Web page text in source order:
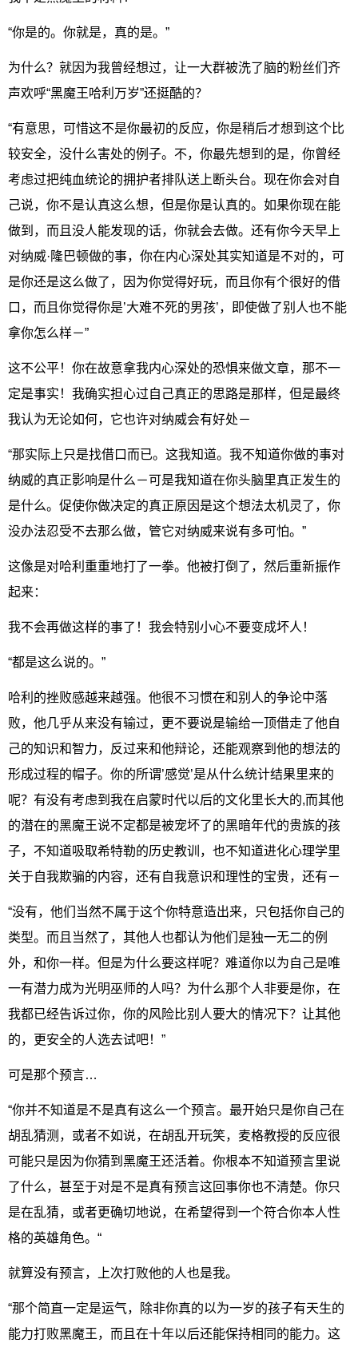
“你是的。你就是，真的是。”
为什么？就因为我曾经想过，让一大群被洗了脑的粉丝们齐
声欢呼“黑魔王哈利万岁”还挺酷的？
“有意思，可惜这不是你最初的反应，你是稍后才想到这个比
较安全，没什么害处的例子。不，你最先想到的是，你曾经
考虑过把纯血统论的拥护者排队送上断头台。现在你会对自
己说，你不是认真这么想，但是你是认真的。如果你现在能
做到，而且没人能发现的话，你就会去做。还有你今天早上
对纳威·隆巴顿做的事，你在内心深处其实知道是不对的，可
是你还是这么做了，因为你觉得好玩，而且你有个很好的借
口，而且你觉得你是’大难不死的男孩’，即使做了别人也不能
拿你怎么样－”
这不公平！你在故意拿我内心深处的恐惧来做文章，那不一
定是事实！我确实担心过自己真正的思路是那样，但是最终
我认为无论如何，它也许对纳威会有好处－
“那实际上只是找借口而已。这我知道。我不知道你做的事对
纳威的真正影响是什么－可是我知道在你头脑里真正发生的
是什么。促使你做决定的真正原因是这个想法太机灵了，你
没办法忍受不去那么做，管它对纳威来说有多可怕。”
这像是对哈利重重地打了一拳。他被打倒了，然后重新振作
起来：
我不会再做这样的事了！我会特别小心不要变成坏人！
“都是这么说的。”
哈利的挫败感越来越强。他很不习惯在和别人的争论中落
败，他几乎从来没有输过，更不要说是输给一顶借走了他自
己的知识和智力，反过来和他辩论，还能观察到他的想法的
形成过程的帽子。你的所谓’感觉’是从什么统计结果里来的
呢？有没有考虑到我在启蒙时代以后的文化里长大的,而其他
的潜在的黑魔王说不定都是被宠坏了的黑暗年代的贵族的孩
子，不知道吸取希特勒的历史教训，也不知道进化心理学里
关于自我欺骗的内容，还有自我意识和理性的宝贵，还有－
“没有，他们当然不属于这个你特意造出来，只包括你自己的
类型。而且当然了，其他人也都认为他们是独一无二的例
外，和你一样。但是为什么要这样呢？难道你以为自己是唯
一有潜力成为光明巫师的人吗？为什么那个人非要是你，在
我都已经告诉过你，你的风险比别人要大的情况下？让其他
的，更安全的人选去试吧！”
可是那个预言…
“你并不知道是不是真有这么一个预言。最开始只是你自己在
胡乱猜测，或者不如说，在胡乱开玩笑，麦格教授的反应很
可能只是因为你猜到黑魔王还活着。你根本不知道预言里说
了什么，甚至于对是不是真有预言这回事你也不清楚。你只
是在乱猜，或者更确切地说，在希望得到一个符合你本人性
格的英雄角色。“
就算没有预言，上次打败他的人也是我。
“那个简直一定是运气，除非你真的以为一岁的孩子有天生的
能力打败黑魔王，而且在十年以后还能保持相同的能力。这